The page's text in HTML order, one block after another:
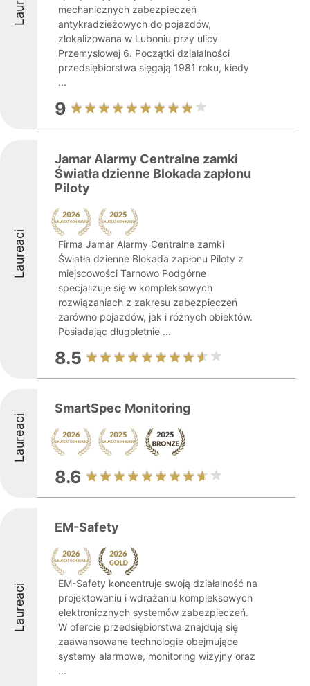
mechanicznych zabezpieczeń
antykradzieżowych do pojazdów,
zlokalizowana w Luboniu przy ulicy
Przemysłowej 6. Początki działalności
przedsiębiorstwa sięgają 1981 roku, kiedy
...
9
Laureaci
Jamar Alarmy Centralne zamki
Światła dzienne Blokada zapłonu
Piloty
Firma Jamar Alarmy Centralne zamki
Światła dzienne Blokada zapłonu Piloty z
miejscowości Tarnowo Podgórne
specjalizuje się w kompleksowych
rozwiązaniach z zakresu zabezpieczeń
zarówno pojazdów, jak i różnych obiektów.
Posiadając długoletnie ...
8.5
Laureaci
SmartSpec Monitoring
8.6
Laureaci
EM-Safety
EM-Safety koncentruje swoją działalność na
projektowaniu i wdrażaniu kompleksowych
elektronicznych systemów zabezpieczeń.
W ofercie przedsiębiorstwa znajdują się
zaawansowane technologie obejmujące
systemy alarmowe, monitoring wizyjny oraz
...